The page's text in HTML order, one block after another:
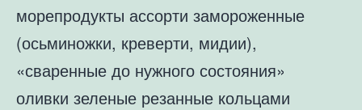
морепродукты ассорти замороженные
(осьминожки, креверти, мидии),
«сваренные до нужного состояния»
оливки зеленые резанные кольцами